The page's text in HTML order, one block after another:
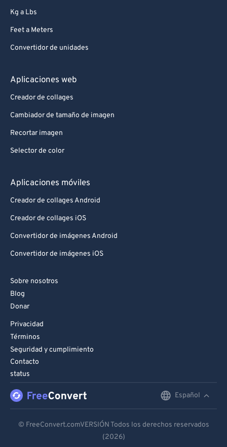
Kg a Lbs
Feet a Meters
Convertidor de unidades
Aplicaciones web
Creador de collages
Cambiador de tamaño de imagen
Recortar imagen
Selector de color
Aplicaciones móviles
Creador de collages Android
Creador de collages iOS
Convertidor de imágenes Android
Convertidor de imágenes iOS
Sobre nosotros
Blog
Donar
Privacidad
Términos
Seguridad y cumplimiento
Contacto
status
Español
Español
© FreeConvert.comVERSIÓN Todos los derechos reservados
(2026)